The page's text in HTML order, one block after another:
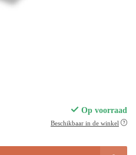
Op voorraad
Beschikbaar in de winkel